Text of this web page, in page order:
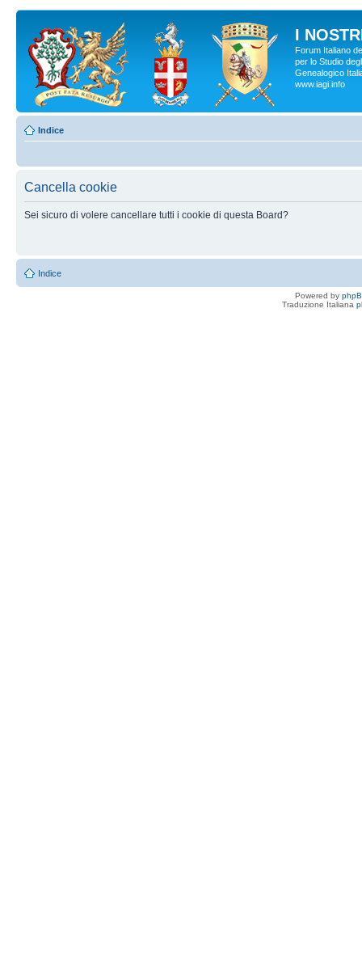
I
Forum Italiano
per lo Studio
Genealogico
www.iagi.info
Indice
Cancella cookie
Sei sicuro di volere cancellare tutti i cookie di questa Board?
Indice
Powered by
Traduzione Italiana